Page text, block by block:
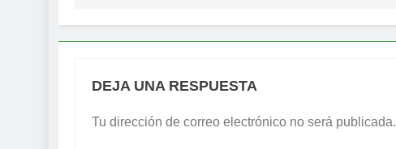
DEJA UNA RESPUESTA
Tu dirección de correo electrónico no será publicada.